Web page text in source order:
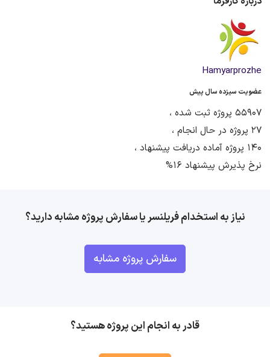
Hamyarprozhe
عضویت سیزده سال پیش
55907 پروژه ثبت شده ،
27 پروژه در حال انجام ،
140 پروژه آماده دریافت پیشنهاد ،
نرخ پذیرش پیشنهاد 16%
نیاز به استخدام فریلنسر یا سفارش پروژه مشابه دارید؟
سفارش پروژه مشابه
قادر به انجام این پروژه هستید؟